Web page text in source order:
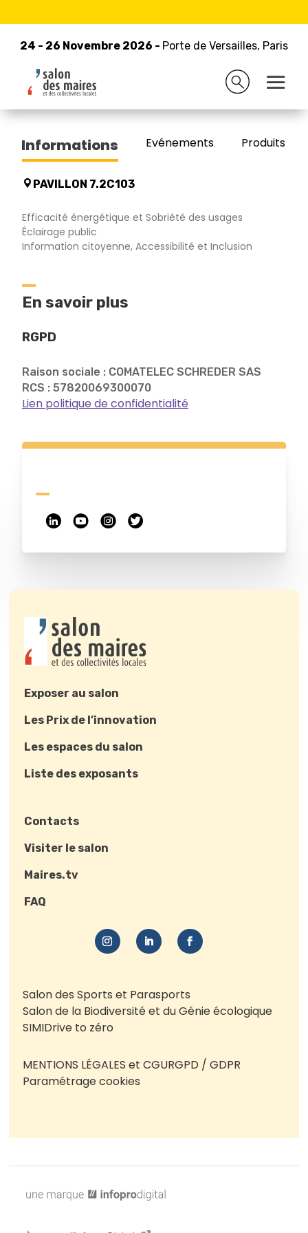
24 - 26 Novembre 2026 - Porte de Versailles, Paris
24 - 26 Novembre 2026 - Porte de Versailles, Paris
Retour à la liste des exposants
COMATELEC SCHREDER
Informations Evénements Produits/
PAVILLON 7.2C103
Efficacité énergétique et Sobriété des usages
Éclairage public
Information citoyenne, Accessibilité et Inclusion
En savoir plus
RGPD
Raison sociale : COMATELEC SCHREDER SAS
RCS : 57820069300070
Lien politique de confidentialité
Exposer au salon
Les Prix de l’innovation
Les espaces du salon
Liste des exposants
Contacts
Visiter le salon
Maires.tv
FAQ
Salon des Sports et Parasports
Salon de la Biodiversité et du Génie écologique
SIMIDrive to zéro
MENTIONS LÉGALES et CGURGPD / GDPR
Paramétrage cookies